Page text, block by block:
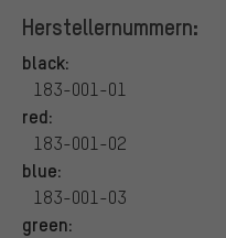
Herstellernummern:
black:
183-001-01
red:
183-001-02
blue:
183-001-03
green: